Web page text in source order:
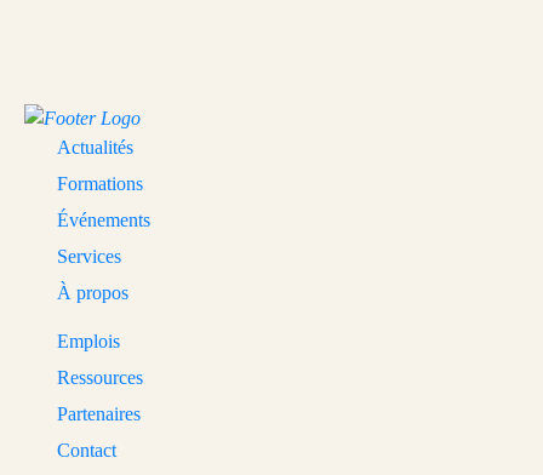
Actualités
Formations
Événements
Services
À propos
Emplois
Ressources
Partenaires
Contact